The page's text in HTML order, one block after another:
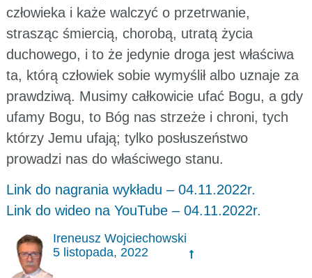
człowieka i każe walczyć o przetrwanie,
strasząc śmiercią, chorobą, utratą życia
duchowego, i to że jedynie droga jest właściwa
ta, którą człowiek sobie wymyślił albo uznaje za
prawdziwą. Musimy całkowicie ufać Bogu, a gdy
ufamy Bogu, to Bóg nas strzeże i chroni, tych
którzy Jemu ufają; tylko posłuszeństwo
prowadzi nas do właściwego stanu.
Link do nagrania wykładu – 04.11.2022r.
Link do wideo na YouTube – 04.11.2022r.
Ireneusz Wojciechowski
5 listopada, 2022